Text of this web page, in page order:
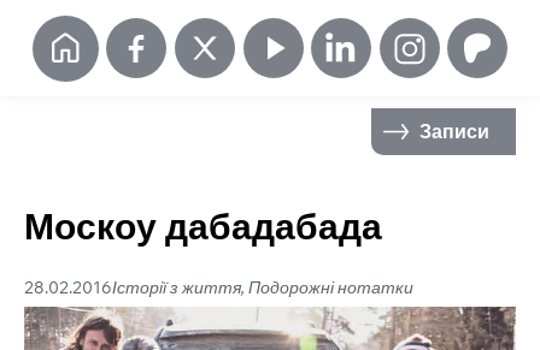
Записи
Москоу дабадабада
28.02.2016Історії з життя, Подорожні нотатки